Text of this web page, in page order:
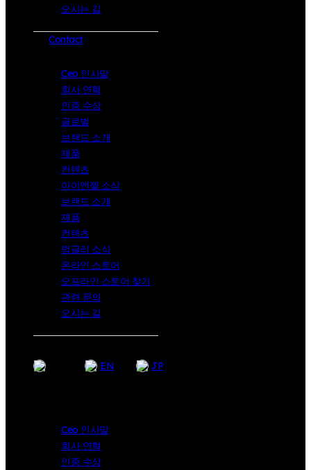
오시는 길
Contact
Ceo 인사말
회사 연혁
인증 수상
글로벌
브랜드 소개
제품
컨텐츠
아이엔젤 소식
브랜드 소개
제품
컨텐츠
멍글리 소식
온라인 스토어
오프라인 스토어 찾기
관련 문의
오시는 길
EN JP
Ceo 인사말
회사 연혁
인증 수상